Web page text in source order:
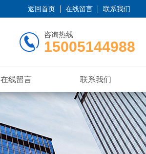
返回首页 在线留言 联系我们
咨询热线
15005144988
在线留言 联系我们